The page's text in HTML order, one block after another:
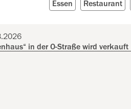
Essen Restaurant
in der O-Straße wird verkauft